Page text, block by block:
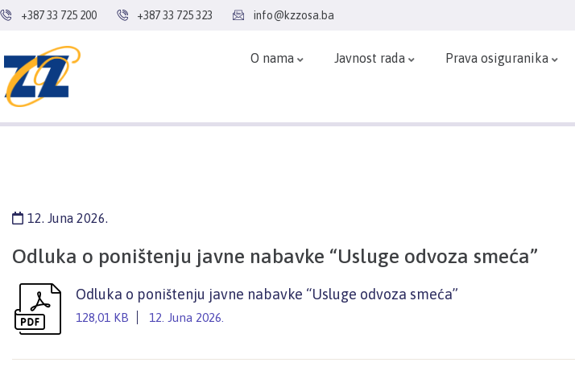
+387 33 725 200 +387 33 725 323 info@kzzosa.ba
O nama Javnost rada Prava osiguranika
12. Juna 2026.
Odluka o poništenju javne nabavke “Usluge odvoza smeća”
Odluka o poništenju javne nabavke “Usluge odvoza smeća”
128,01 KB 12. Juna 2026.